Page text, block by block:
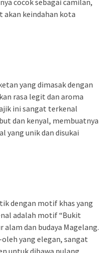
cocok sebagai camilan,
akan keindahan kota
yang dimasak dengan
rasa legit dan aroma
ini sangat terkenal
dan kenyal, membuatnya
yang unik dan disukai
dengan motif khas yang
adalah motif “Bukit
alam dan budaya Magelang.
yang elegan, sangat